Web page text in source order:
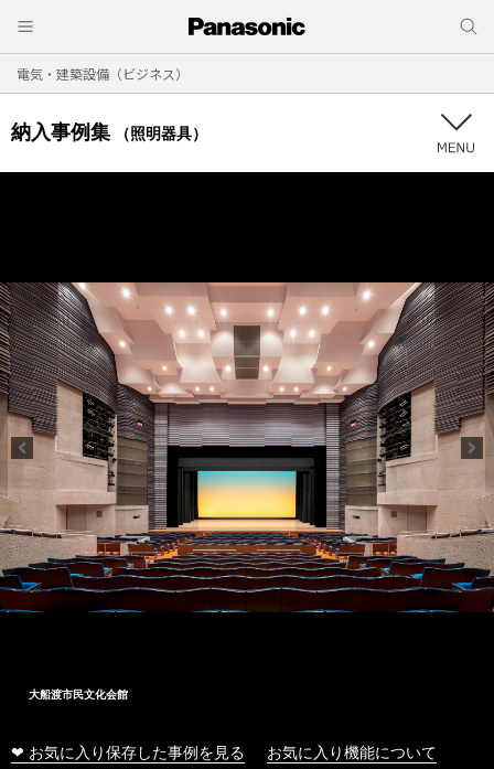
電気・建築設備（ビジネス）
納入事例集 （照明器具）
大船渡市民文化会館
❤ お気に入り保存した事例を見る お気に入り機能について